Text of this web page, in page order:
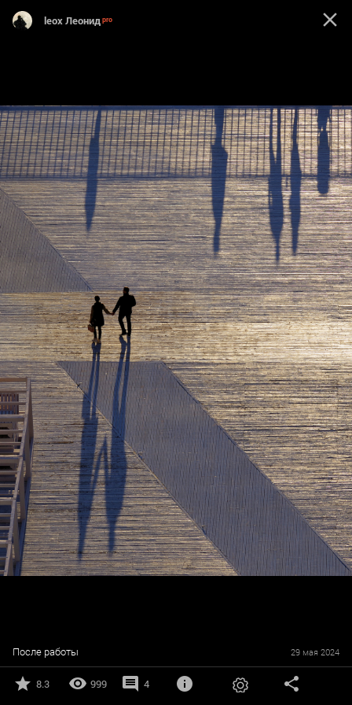
leox Леонид
После работы 29 мая 2024
8.3 999 4